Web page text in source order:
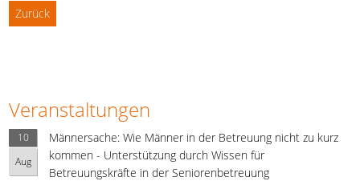
Zurück
Veranstaltungen
10
Aug
Männersache: Wie Männer in der Betreuung nicht zu kurz
kommen - Unterstützung durch Wissen für
Betreuungskräfte in der Seniorenbetreuung